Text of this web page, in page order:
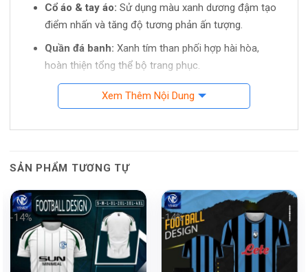
Cổ áo & tay áo: Sử dụng màu xanh dương đậm tạo
điểm nhấn và tăng độ tương phản ấn tượng.
Quần đá banh: Xanh tím than phối hợp hài hòa,
hoàn thiện tổng thể bộ trang phục.
Tính tiện dụng – Hiệu năng cao,
siêu nhẹ và nhanh khô – giúp cầu thủ duy trì trạng
thái thi đấu tốt nhất.
Kiểu dáng: Form vừa vặn, dễ di chuyển, đảm bảo
sự linh hoạt trong các pha xử lý bóng.
Đường may: Chắc chắn, tinh tế, gia tăng độ bền sử
dụng ngay cả khi thi đấu cường độ cao.
Xem Thêm Nội Dung
SẢN PHẨM TƯƠNG TỰ
-14% -14%